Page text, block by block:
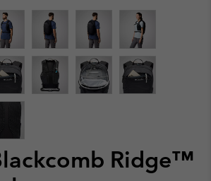
Ridge™